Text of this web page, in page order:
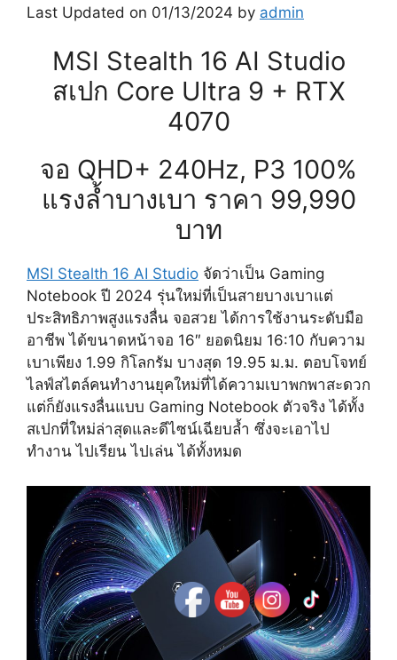
Last Updated on 01/13/2024 by admin
MSI Stealth 16 AI Studio
สเปก Core Ultra 9 + RTX
4070
จอ QHD+ 240Hz, P3 100%
แรงล้ำบางเบา ราคา 99,990
บาท
MSI Stealth 16 AI Studio จัดว่าเป็น Gaming
Notebook ปี 2024 รุ่นใหม่ที่เป็นสายบางเบาแต่
ประสิทธิภาพสูงแรงลื่น จอสวย ได้การใช้งานระดับมือ
อาชีพ ได้ขนาดหน้าจอ 16″ ยอดนิยม 16:10 กับความ
เบาเพียง 1.99 กิโลกรัม บางสุด 19.95 ม.ม. ตอบโจทย์
ไลฟ์สไตล์คนทำงานยุคใหม่ที่ได้ความเบาพกพาสะดวก
แต่ก็ยังแรงลื่นแบบ Gaming Notebook ตัวจริง ได้ทั้ง
สเปกที่ใหม่ล่าสุดและดีไซน์เฉียบล้ำ ซึ่งจะเอาไป
ทำงาน ไปเรียน ไปเล่น ได้ทั้งหมด